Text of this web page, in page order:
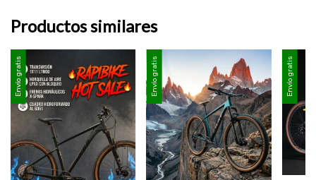
Productos similares
Envío gratis Envío gratis Envío gratis